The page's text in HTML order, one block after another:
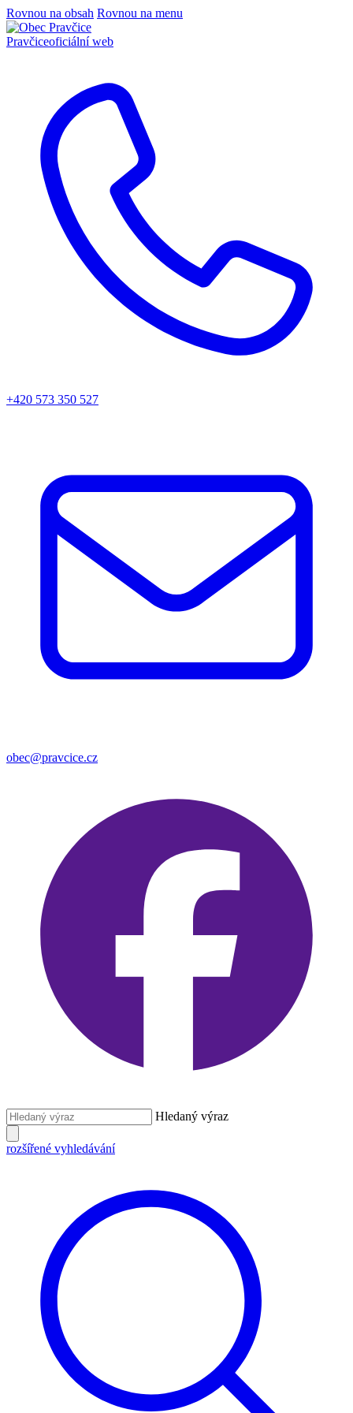
Rovnou na obsah Rovnou na menu
Pravčiceoficiální web
+420 573 350 527
obec@pravcice.cz
Hledaný výraz
rozšířené vyhledávání